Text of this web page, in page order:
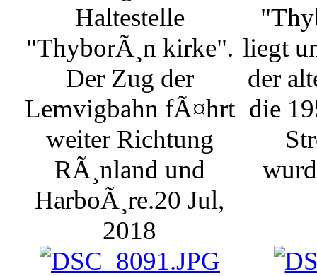
Haltestelle
"ThyborÃ¸n kirke".
Der Zug der
Lemvigbahn fÃ¤hrt
weiter Richtung
RÃ¸nland und
HarboÃ¸re.20 Jul,
2018
liegt
der
die